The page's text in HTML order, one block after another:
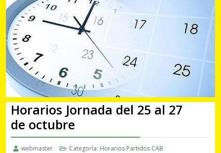
Horarios Jornada del 25 al 27
de octubre
webmaster Categoría: Horarios Partidos CAB